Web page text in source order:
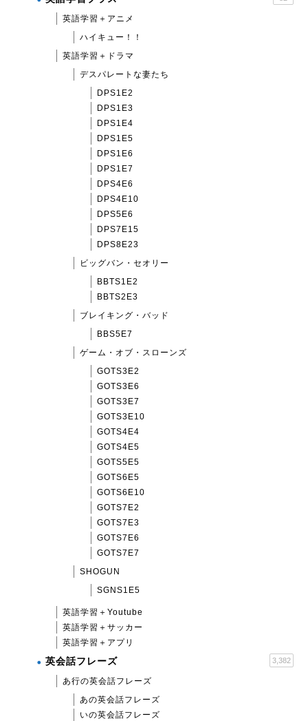
英語学習＋アニメ
ハイキュー！！
英語学習＋ドラマ
デスパレートな妻たち
DPS1E2
DPS1E3
DPS1E4
DPS1E5
DPS1E6
DPS1E7
DPS4E6
DPS4E10
DPS5E6
DPS7E15
DPS8E23
ビッグバン・セオリー
BBTS1E2
BBTS2E3
ブレイキング・バッド
BBS5E7
ゲーム・オブ・スローンズ
GOTS3E2
GOTS3E6
GOTS3E7
GOTS3E10
GOTS4E4
GOTS4E5
GOTS5E5
GOTS6E5
GOTS6E10
GOTS7E2
GOTS7E3
GOTS7E6
GOTS7E7
SHOGUN
SGNS1E5
英語学習＋Youtube
英語学習＋サッカー
英語学習＋アプリ
英会話フレーズ 3,382
あ行の英会話フレーズ
あの英会話フレーズ
いの英会話フレーズ